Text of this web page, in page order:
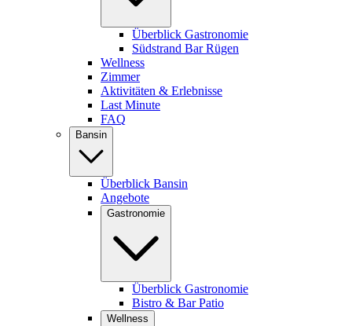
Überblick Gastronomie
Südstrand Bar Rügen
Wellness
Zimmer
Aktivitäten & Erlebnisse
Last Minute
FAQ
Bansin
Überblick Bansin
Angebote
Gastronomie
Überblick Gastronomie
Bistro & Bar Patio
Wellness